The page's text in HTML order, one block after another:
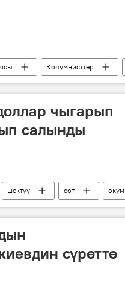
Колумнисттер
Зеленский Жо Байден
чыгарып
салынды
шектүү сот өкүм
сүрөттө